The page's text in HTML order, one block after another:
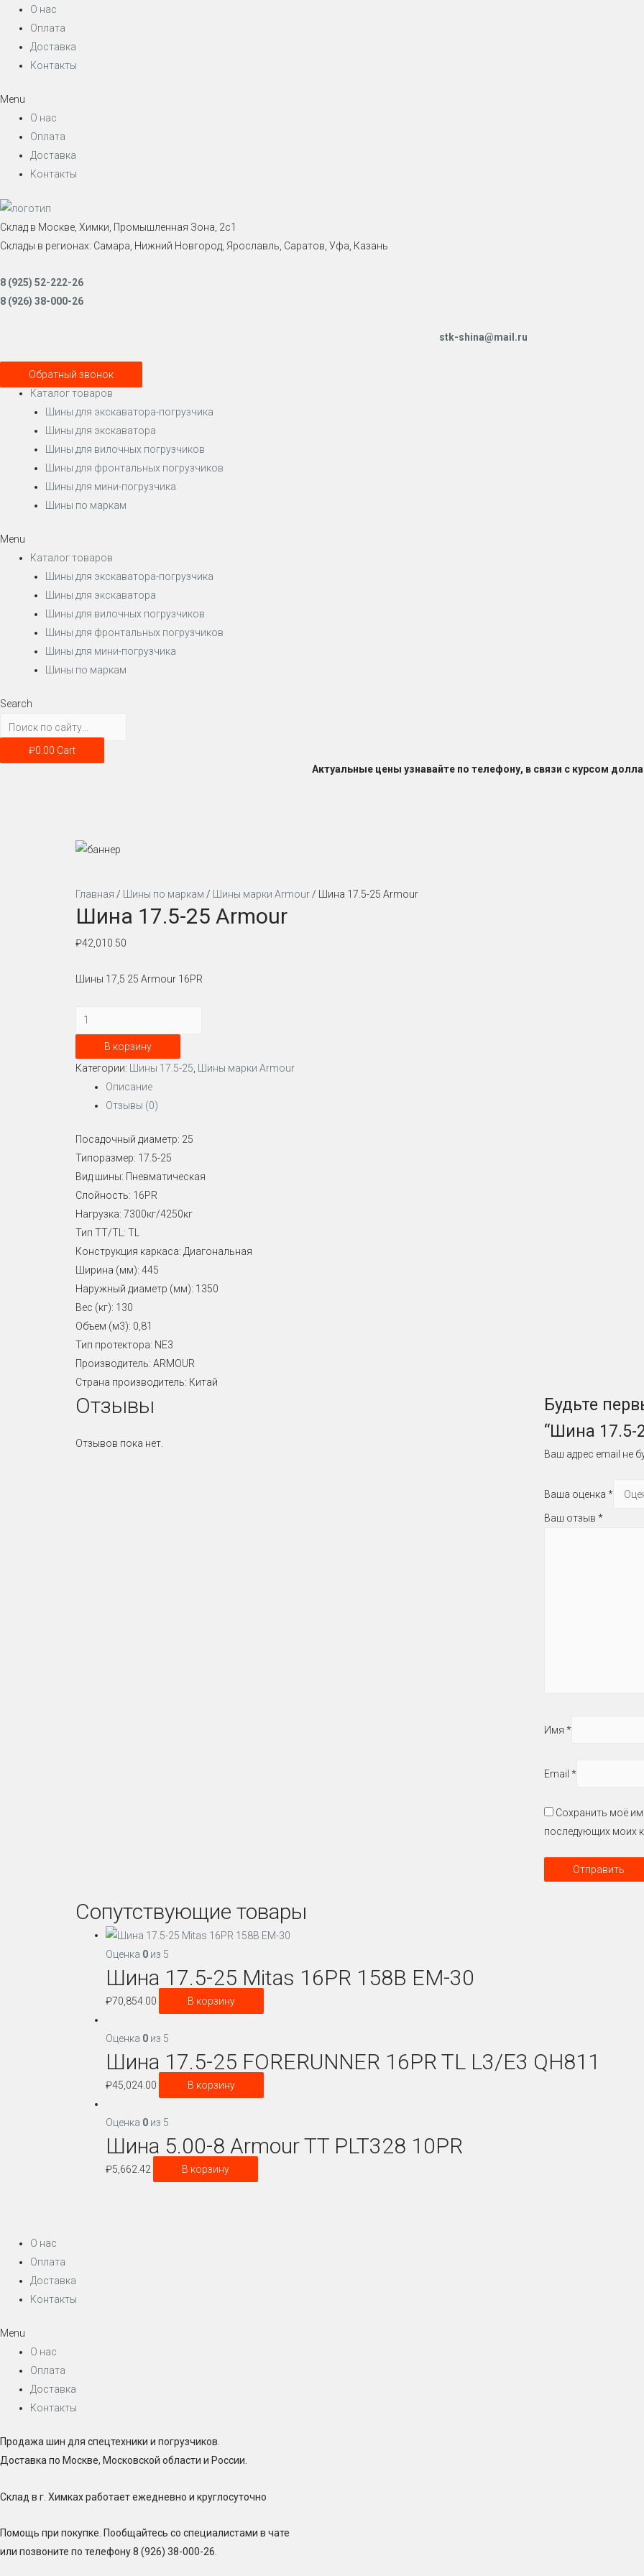
О нас
Оплата
Доставка
Контакты
Menu
О нас
Оплата
Доставка
Контакты
Склад в Москве, Химки, Промышленная Зона, 2с1
Склады в регионах: Самара, Нижний Новгород, Ярославль, Саратов, Уфа, Казань
8 (925) 52-222-26
8 (926) 38-000-26
stk-shina@mail.ru
Обратный звонок
Каталог товаров
Шины для экскаватора-погрузчика
Шины для экскаватора
Шины для вилочных погрузчиков
Шины для фронтальных погрузчиков
Шины для мини-погрузчика
Шины по маркам
Menu
Каталог товаров
Шины для экскаватора-погрузчика
Шины для экскаватора
Шины для вилочных погрузчиков
Шины для фронтальных погрузчиков
Шины для мини-погрузчика
Шины по маркам
Search
₽0.00 Cart
Актуальные цены узнавайте по телефону, в связи с курсом
Главная / Шины по маркам / Шины марки Armour/ Шина 17.5-25 Armour
Шина 17.5-25 Armour
₽42,010.50
Шины 17,5 25 Armour 16PR
Количество
Шина
25
Armour
В корзину
Категории:
Шины 17.5-25
Шины марки Armour
Описание
Отзывы (0)
Посадочный диаметр: 25
Типоразмер: 17.5-25
Вид шины: Пневматическая
Слойность: 16PR
Нагрузка: 7300кг/4250кг
Тип TT/TL: TL
Конструкция каркаса: Диагональная
Ширина (мм): 445
Наружный диаметр (мм): 1350
Вес (кг): 130
Объем (м3): 0,81
Тип протектора: NE3
Производитель: ARMOUR
Страна производитель: Китай
Отзывы
Отзывов пока нет.
Будьте
“Шина 17.5-
Ваш адрес email не
Ваша оценка *
Ваш отзыв *
Имя *
Email *
Сохранить моё
последующих моих
Сопутствующие товары
Оценка 0из 5
Шина 17.5-25 Mitas 16PR 158B EM-30
₽70,854.00 В корзину
Оценка 0из 5
Шина 17.5-25 FORERUNNER 16PR TL L3/E3 QH811
₽45,024.00 В корзину
Оценка 0из 5
Шина 5.00-8 Armour TT PLT328 10PR
₽5,662.42 В корзину
О нас
Оплата
Доставка
Контакты
Menu
О нас
Оплата
Доставка
Контакты
Продажа шин для спецтехники и погрузчиков.
Доставка по Москве, Московской области и России.
Склад в г. Химках работает ежедневно и круглосуточно
Помощь при покупке. Пообщайтесь со специалистами в чате
или позвоните по телефону 8 (926) 38-000-26.